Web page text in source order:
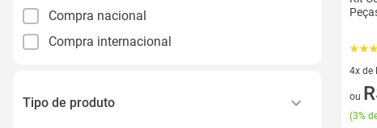
Compra nacional
Compra internacional
Tipo de produto
4x de
4 vez
ou
(3%